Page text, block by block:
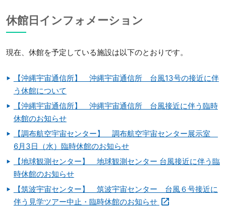
休館日インフォメーション
現在、休館を予定している施設は以下のとおりです。
【沖縄宇宙通信所】 沖縄宇宙通信所 台風13号の接近に伴
う休館について
【沖縄宇宙通信所】 沖縄宇宙通信所 台風接近に伴う臨時
休館のお知らせ
【調布航空宇宙センター】 調布航空宇宙センター展示室
6月3日（水）臨時休館のお知らせ
【地球観測センター】 地球観測センター 台風接近に伴う臨
時休館のお知らせ
【筑波宇宙センター】 筑波宇宙センター 台風６号接近に
伴う見学ツアー中止・臨時休館のお知らせ